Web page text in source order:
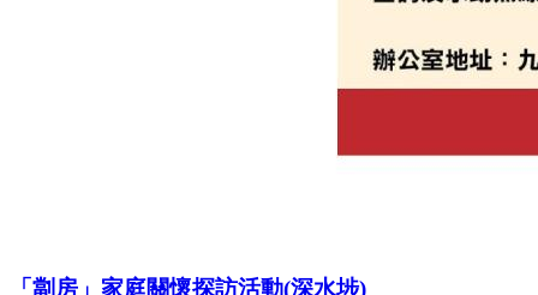
「劏房」家庭關懷探訪活動(深水埗)